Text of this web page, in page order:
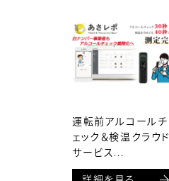
運転前アルコールチ
ェック＆検温クラウド
サービス...